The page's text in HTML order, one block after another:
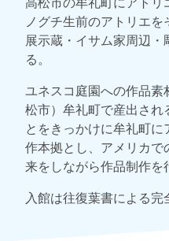
ノグチ生前のアトリエを
展示蔵・イサム家周辺
る。
ユネスコ庭園への作品
松市）牟礼町で産出され
とをきっかけに牟礼町
作本拠とし、アメリカ
来をしながら作品制作を
入館は往復葉書による完